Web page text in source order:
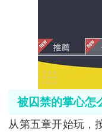
被囚禁的掌心怎
从第五章开始玩，